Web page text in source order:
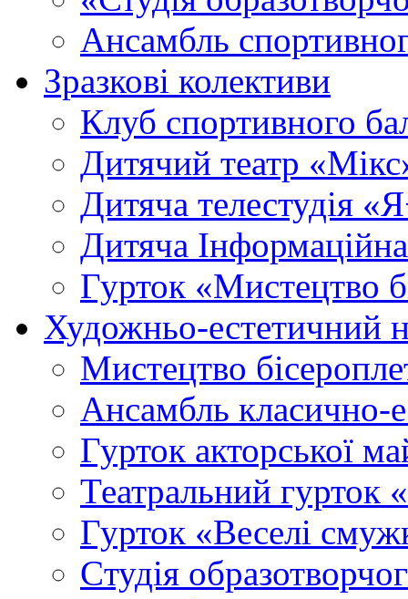
Ансамбль
Зразкові колективи
Клуб спортивного
Дитячий театр
Дитяча телестудія
Дитяча
Гурток «Мистецтво
Художньо-естетичний
Мистецтво
Ансамбль класично-
Гурток акторської
Театральний гурток
Гурток «Веселі
Cтудія